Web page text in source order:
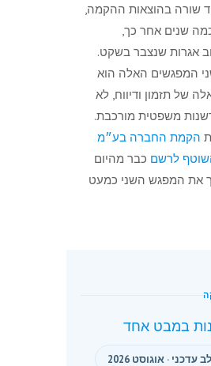
שורה בהוצאות ההקמה,
שנים אחר כך,
אגרות שנצבר בשקט.
המפגשים האלה הוא
של תזמון ודיווח, לא
משפטית מורכבת.
הקמת החברה בע״מ
לרשם כבר מהיום
את המפגש השני כמעט
במבט אחד
· אוגוסט 2026